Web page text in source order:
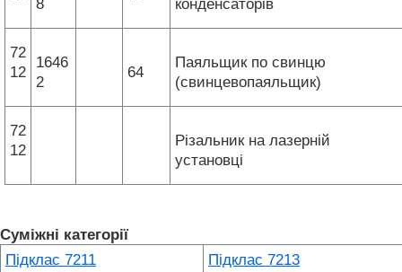
8
конденсаторів
72
12
1646
2
64
Паяльщик по свинцю
(свинцевопаяльщик)
72
12
Різальник на лазерній
установці
Суміжні категорії
Підклас 7211
Підклас 7213